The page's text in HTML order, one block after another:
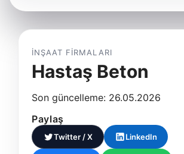
İNŞAAT FIRMALARI
Hastaş Beton
Son güncelleme: 26.05.2026
Paylaş
Twitter / X LinkedIn